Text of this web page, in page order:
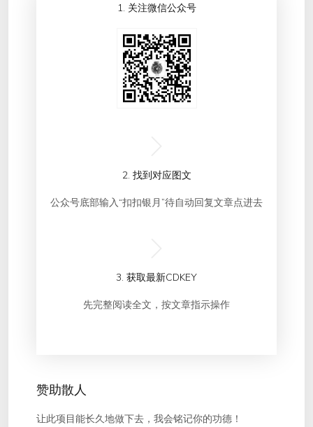
1. 关注微信公众号
2. 找到对应图文
公众号底部输入“扣扣银月”待自动回复文章点进去
3. 获取最新CDKEY
先完整阅读全文，按文章指示操作
赞助散人
让此项目能长久地做下去，我会铭记你的功德！